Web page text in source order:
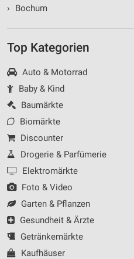
›
Bochum
Top Kategorien
Auto & Motorrad
Baby & Kind
Baumärkte
Biomärkte
Discounter
Drogerie & Parfümerie
Elektromärkte
Foto & Video
Garten & Pflanzen
Gesundheit & Ärzte
Getränkemärkte
Kaufhäuser